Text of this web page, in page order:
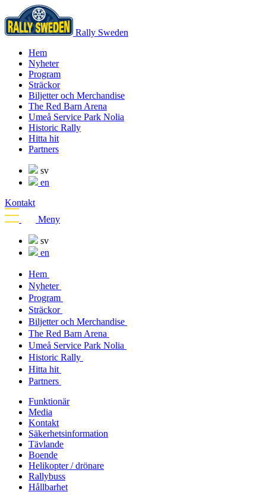
Rally Sweden
Hem
Nyheter
Program
Sträckor
Biljetter och Merchandise
The Red Barn Arena
Umeå Service Park Nolia
Historic Rally
Hitta hit
Partners
sv
en
Kontakt
Meny
sv
en
Hem
Nyheter
Program
Sträckor
Biljetter och Merchandise
The Red Barn Arena
Umeå Service Park Nolia
Historic Rally
Hitta hit
Partners
Funktionär
Media
Kontakt
Säkerhetsinformation
Tävlande
Boende
Helikopter / drönare
Rallybuss
Hållbarhet